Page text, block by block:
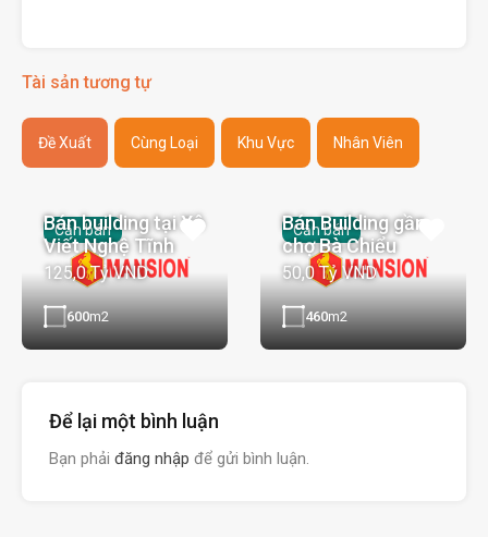
Tài sản tương tự
Đề Xuất Cùng Loại Khu Vực Nhân Viên
Cần bán
Bán building tại Xô
Viết Nghệ Tĩnh
125,0 Tỷ VND
600m2
Cần bán
Bán Building gần
chợ Bà Chiểu
50,0 Tỷ VND
460m2
Để lại một bình luận
Bạn phải đăng nhập để gửi bình luận.